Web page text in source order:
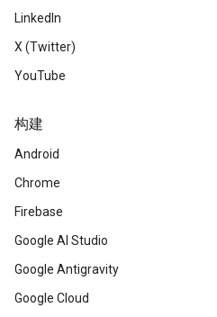
LinkedIn
X (Twitter)
YouTube
构建
Android
Chrome
Firebase
Google AI Studio
Google Antigravity
Google Cloud